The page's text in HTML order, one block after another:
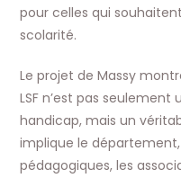
pour celles qui
scolarité.
Le projet de Massy
LSF n’est pas
handicap, mais un
implique le
pédagogiques, les